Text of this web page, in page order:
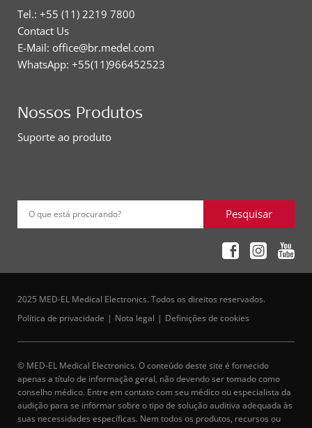
Tel.: +55 (11) 2219 7800
Contact Us
E-Mail: office@br.medel.com
WhatsApp: +55(11)966452523
Nossos Produtos
Suporte ao produto
O que está procurando? Pesquisar
2025 MED-EL Medical Electronics. Todos os direitos reservados.
Política de privacidade
Nota legal Definições de cookies
© MED-EL Medical Electronics. O conteúdo deste site é fornecido
apenas a título de informação geral, não devendo ser tomado como
conselho médico. Entre em contato com seu médico ou especialista da
audição para se informar sobre o tipo de solução auditiva adequada às
suas necessidades específicas. Nem todos os produtos, recursos ou